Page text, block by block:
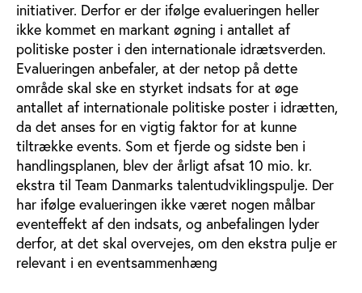
initiativer. Derfor er der ifølge evalueringen heller
ikke kommet en markant øgning i antallet af
politiske poster i den internationale idrætsverden.
Evalueringen anbefaler, at der netop på dette
område skal ske en styrket indsats for at øge
antallet af internationale politiske poster i idrætten,
da det anses for en vigtig faktor for at kunne
tiltrække events. Som et fjerde og sidste ben i
handlingsplanen, blev der årligt afsat 10 mio. kr.
ekstra til Team Danmarks talentudviklingspulje. Der
har ifølge evalueringen ikke været nogen målbar
eventeffekt af den indsats, og anbefalingen lyder
derfor, at det skal overvejes, om den ekstra pulje er
relevant i en eventsammenhæng